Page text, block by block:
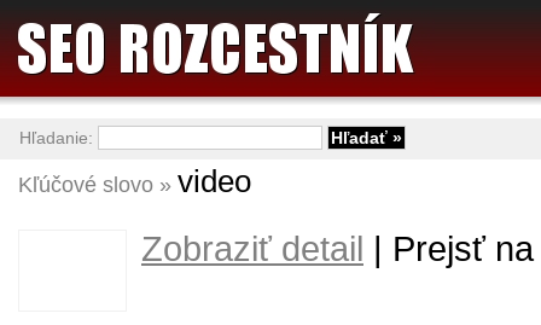
Kľúčové slovo » video
Zobraziť detail | Prejsť na
Hľadanie: